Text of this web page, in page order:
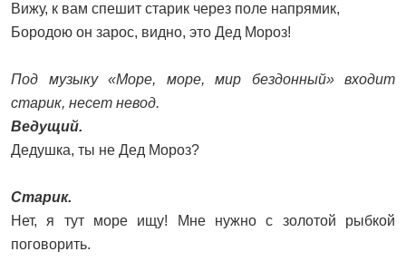
Вижу, к вам спешит старик через поле напрямик,
Бородою он зарос, видно, это Дед Мороз!
Под музыку «Море, море, мир бездонный» входит
старик, несет невод.
Ведущий.
Дедушка, ты не Дед Мороз?
Старик.
Нет, я тут море ищу! Мне нужно с золотой рыбкой
поговорить.